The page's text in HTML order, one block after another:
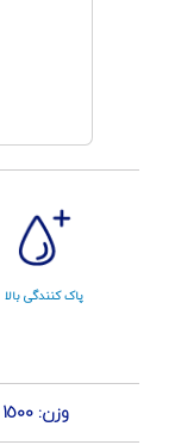
پاک کنندگی بالا
وزن: 1500 گرم